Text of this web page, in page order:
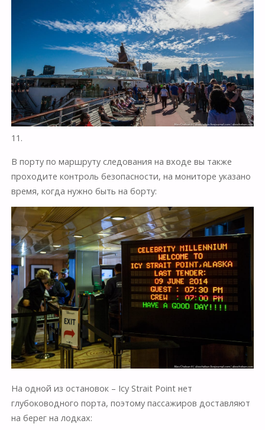
11.
В порту по маршруту следования на входе вы также
проходите контроль безопасности, на мониторе указано
время, когда нужно быть на борту:
На одной из остановок – Icy Strait Point нет
глубоководного порта, поэтому пассажиров доставляют
на берег на лодках: